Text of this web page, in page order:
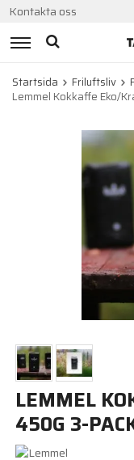
Kontakta oss
Startsida Friluftsliv
Lemmel Kokkaffe Eko/
LEMMEL
450G 3-